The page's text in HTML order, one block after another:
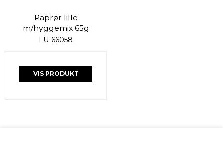
Paprør lille
m/hyggemix 65g
FU-66058
VIS PRODUKT